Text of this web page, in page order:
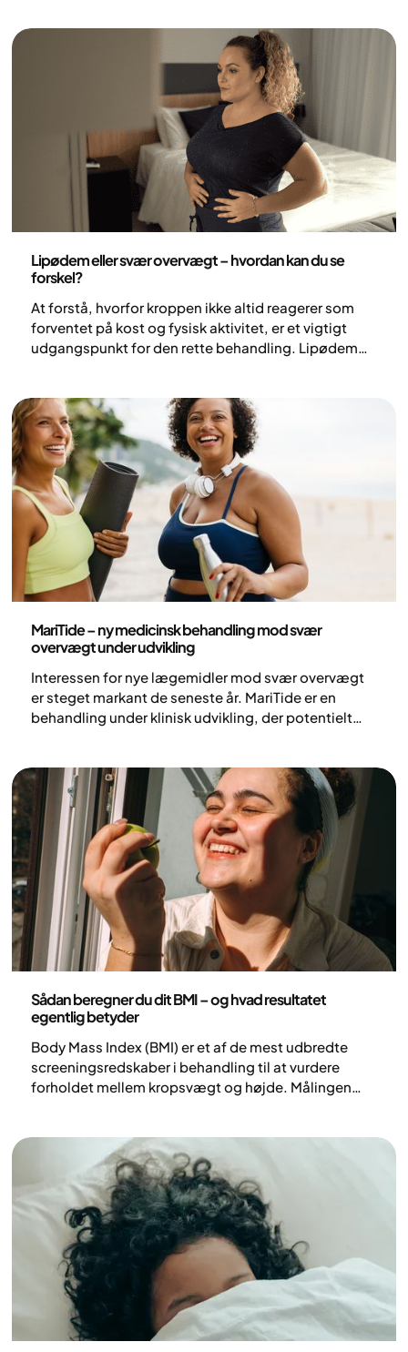
Effekten på kropsvægten er dog som regel moderat
og varierer fra person til person. Når hypotyreose er
behandlet og hormonniveauerne normaliseres,
forbedres betingelserne for vægttab.
Lipødem eller svær overvægt – hvordan kan du se
forskel?
At forstå, hvorfor kroppen ikke altid reagerer som
forventet på kost og fysisk aktivitet, er et vigtigt
udgangspunkt for den rette behandling. Lipødem
underliggende mekanismer. De kan også
forekomme samtidig, hvilket kan gøre det kliniske
billede mere kompliceret.
MariTide – ny medicinsk behandling mod svær
overvægt under udvikling
Interessen for nye lægemidler mod svær overvægt
er steget markant de seneste år. MariTide er en
behandling under klinisk udvikling, der potentielt
behandlingsmulighederne for svær overvægt.
Sådan beregner du dit BMI – og hvad resultatet
egentlig betyder
Body Mass Index (BMI) er et af de mest udbredte
screeningsredskaber i behandling til at vurdere
forholdet mellem kropsvægt og højde. Målingen
Samtidig er det vigtigt at understrege, at BMI har
begrænsninger og ikke alene kan give et
fuldstændigt billede af en persons sundhed.